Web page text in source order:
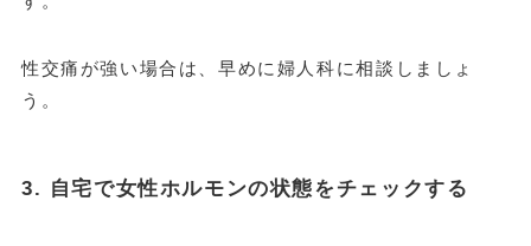
性交痛が強い場合は、早めに婦人科に相談しましょ
う。
3. 自宅で女性ホルモンの状態をチェックする